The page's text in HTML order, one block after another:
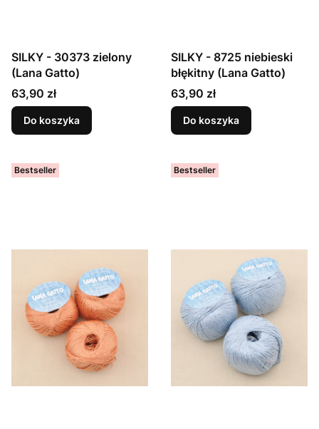
SILKY - 30373 zielony
(Lana Gatto)
Cena
63,90 zł
Do koszyka
SILKY - 8725 niebieski
błękitny (Lana Gatto)
Cena
63,90 zł
Do koszyka
Bestseller Bestseller